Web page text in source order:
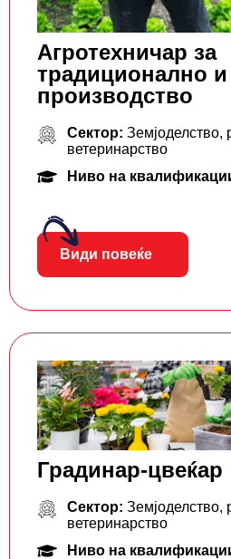
Агротехничар за
традиционално и
производство
Сектор: Земјоделство,
ветеринарство
Ниво на
Види повеќе
Градинар-цвеќар
Сектор: Земјоделство,
ветеринарство
Ниво на